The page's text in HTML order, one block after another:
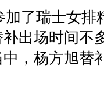
加了瑞士女
出场时间不
，杨方旭替